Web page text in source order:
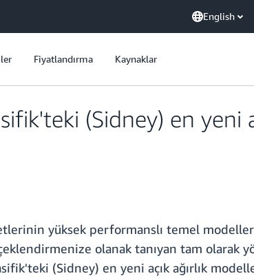
English
Fiyatlandırma Kaynaklar
(Sidney) en yeni
yüksek performanslı temel
olanak tanıyan tam olarak
(Sidney) en yeni açık ağırlık